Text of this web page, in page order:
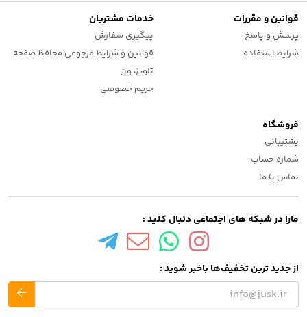
قوانین و مقررات
پرسش و پاسخ
شرایط استفاده
خدمات مشتریان
پیگیری سفارش
قوانین و شرایط مرجوعی محافظ صفحه
تلویزیون
حریم خصوصی
فروشگاه
پشتیبانی
شماره حساب
تماس با ما
مارا در شبکه های اجتماعی دنبال کنید :
از جدید ترین تخفیف‌ها باخبر شوید :